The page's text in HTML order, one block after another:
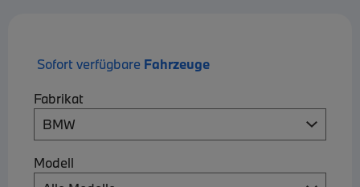
Sofort verfügbare Fahrzeuge
Fabrikat
Modell